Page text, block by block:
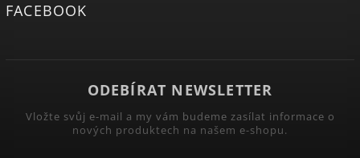
FACEBOOK
ODEBÍRAT NEWSLETTER
Vložte svůj e-mail a my vám budeme zasílat informace o
nových produktech na našem e-shopu.